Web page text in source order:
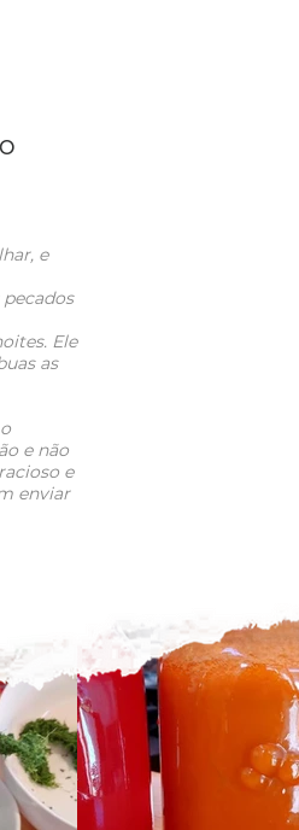
e
Ele
as
e não
e
enviar